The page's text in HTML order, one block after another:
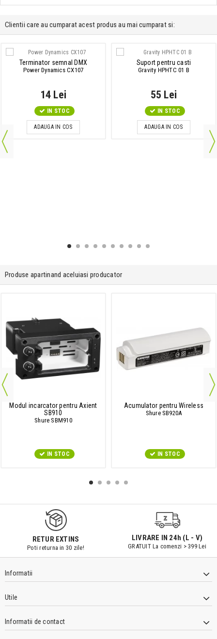
Clientii care au cumparat acest produs au mai cumparat si:
Terminator semnal DMX
Power Dynamics CX107
14 Lei
IN STOC
ADAUGA IN COS
Suport pentru casti
Gravity HPHTC 01 B
55 Lei
IN STOC
ADAUGA IN COS
Produse apartinand aceluiasi producator
Modul incarcator pentru Axient
SB910
Shure SBM910
IN STOC
Acumulator pentru Wireless
Shure SB920A
IN STOC
RETUR EXTINS
Poti returna in 30 zile!
LIVRARE IN 24h (L - V)
GRATUIT La comenzi > 399 Lei
Informatii
Utile
Informatii de contact